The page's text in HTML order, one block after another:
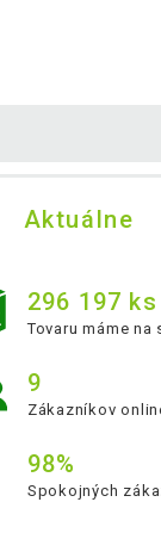
Aktuálne
296 197 ks
Tovaru máme na
9
Zákazníkov
98%
Spokojných